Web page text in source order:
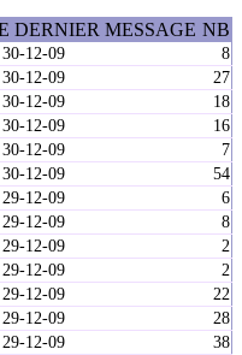
DERNIER MESSAGE NB
12-09
8
12-09
27
12-09
18
12-09
16
12-09
7
12-09
54
12-09
6
12-09
8
12-09
2
12-09
2
12-09
22
12-09
28
12-09
38